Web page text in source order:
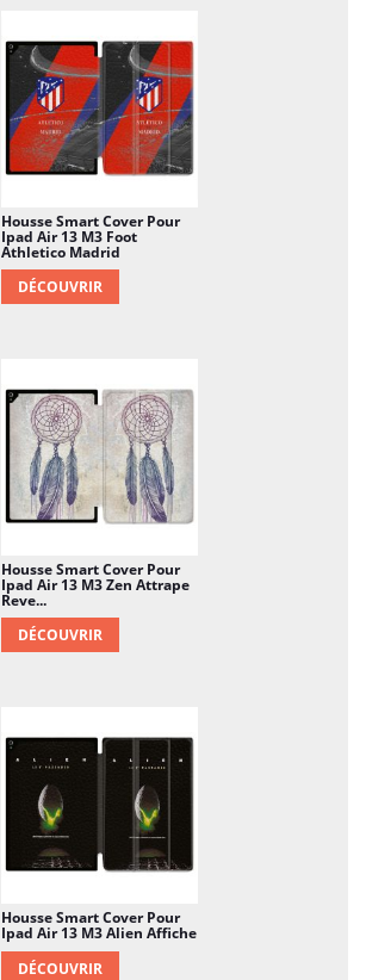
Housse Smart Cover Pour
Ipad Air 13 M3 Foot
Athletico Madrid
DÉCOUVRIR
Housse Smart Cover Pour
Ipad Air 13 M3 Zen Attrape
Reve...
DÉCOUVRIR
Housse Smart Cover Pour
Ipad Air 13 M3 Alien Affiche
DÉCOUVRIR